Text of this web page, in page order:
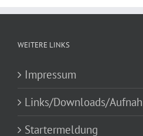
WEITERE LINKS
Impressum
Links/Downloads/
Startermeldung